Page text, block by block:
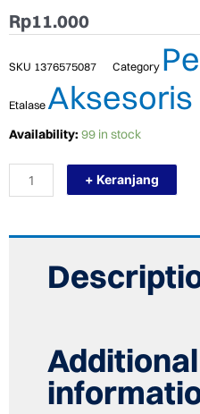
Rp11.000
SKU 1376575087 Category
EtalaseAksesoris
Availability: 99 in stock
TERMURAH
SOLASI
SELOTIP
KERTAS
+ Keranjang
Additional